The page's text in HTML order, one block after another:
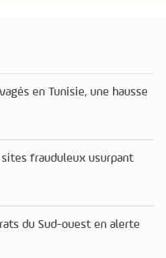
en Tunisie, une hausse
frauduleux usurpant
du Sud-ouest en alerte